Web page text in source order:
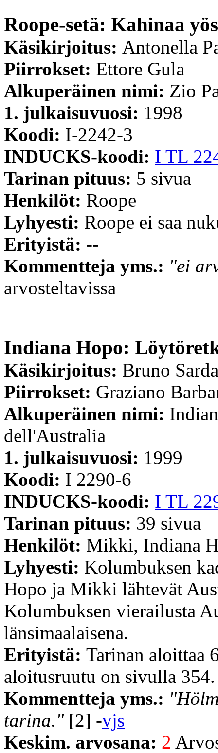
Roope-setä: Kahinaa
Käsikirjoitus: Antonella
Piirrokset: Ettore Gula
Alkuperäinen nimi: Zio
1. julkaisuvuosi: 1998
Koodi: I-2242-3
INDUCKS-koodi: I TL
Tarinan pituus: 5 sivua
Henkilöt: Roope
Lyhyesti: Roope ei saa
Erityistä: --
Kommentteja yms.: "ei
arvosteltavissa
Indiana Hopo:
Käsikirjoitus: Bruno Sarda
Piirrokset: Graziano
Alkuperäinen nimi:
dell'Australia
1. julkaisuvuosi: 1999
Koodi: I 2290-6
INDUCKS-koodi: I TL
Tarinan pituus: 39 sivua
Henkilöt: Mikki, Indiana
Lyhyesti: Kolumbuksen
Hopo ja Mikki lähtevät
Kolumbuksen vierailusta
länsimaalaisena.
Erityistä: Tarinan aloittaa
aloitusruutu on sivulla 354.
Kommentteja yms.:
tarina."[2] -vjs
Keskim. arvosana: 2